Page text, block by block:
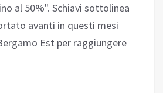
al 50%". Schiavi sottolinea
avanti in questi mesi
Est per raggiungere